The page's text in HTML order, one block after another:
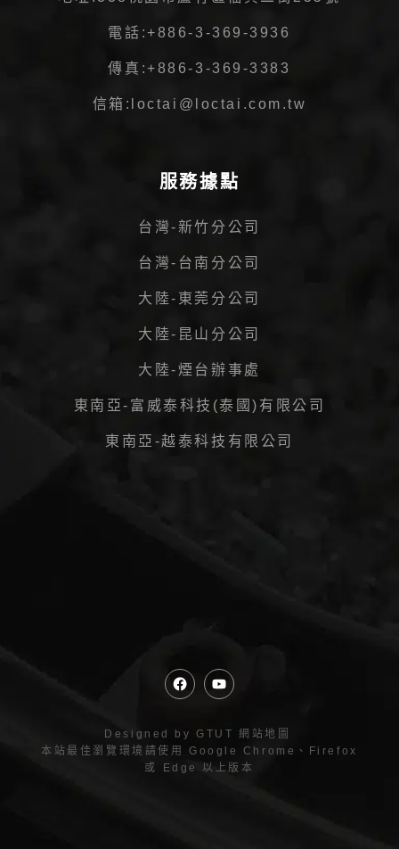
電話:+886-3-369-3936
傳真:+886-3-369-3383
信箱: loctai@loctai.com.tw
服務據點
台灣-新竹分公司
台灣-台南分公司
大陸-東莞分公司
大陸-昆山分公司
大陸-煙台辦事處
東南亞-富威泰科技(泰國)有限公司
東南亞-越泰科技有限公司
Designed byGTUT 網站地圖
本站最佳瀏覽環境請使用 Google Chrome、Firefox
或 Edge 以上版本